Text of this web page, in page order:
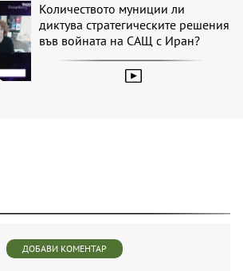
Количеството муниции ли
диктува стратегическите решения
във войната на САЩ с Иран?
ДОБАВИ КОМЕНТАР